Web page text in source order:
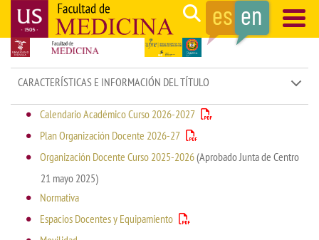
main
content
Search
Navegación
principal
CARACTERÍSTICAS E INFORMACIÓN DEL TÍTULO
Calendario Académico Curso 2026-2027
Plan Organización Docente 2026-27
Organización Docente Curso 2025-2026(Aprobado Junta de Centro
21 mayo 2025)
Normativa
Espacios Docentes y Equipamiento